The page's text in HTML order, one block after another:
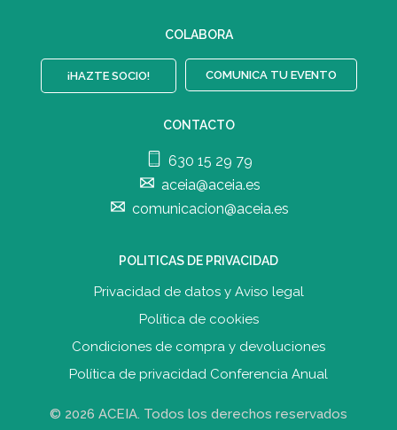
COLABORA
¡HAZTE SOCIO! COMUNICA TU EVENTO
CONTACTO
630 15 29 79
aceia@aceia.es
comunicacion@aceia.es
POLITICAS DE PRIVACIDAD
Privacidad de datos y Aviso legal
Política de cookies
Condiciones de compra y devoluciones
Política de privacidad Conferencia Anual
© 2026 ACEIA. Todos los derechos reservados